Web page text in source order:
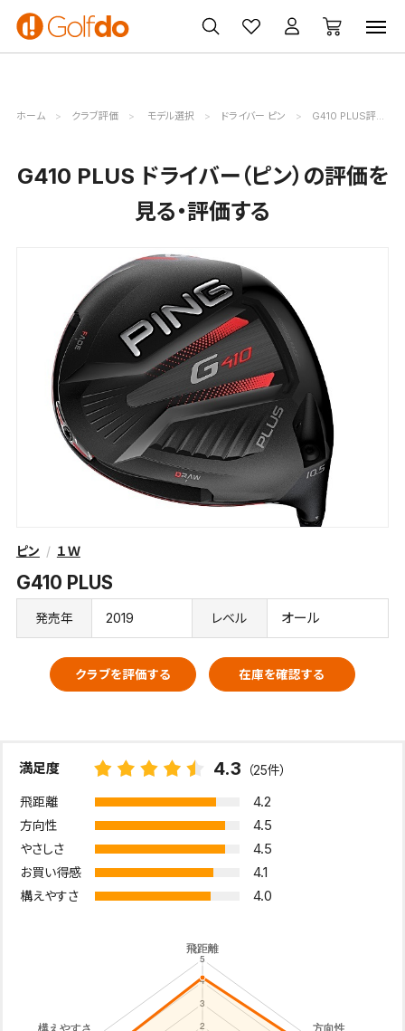
ゴルフ
クラブ
ゴルフ用品
買取
無料査定
クーポン
一覧
ホーム クラブ評価 モデル選択 ドライバー ピン G410 PLUS評価詳細
G410 PLUS ドライバー（ピン）の評価を
見る・評価する
ピン １Ｗ
G410 PLUS
発売年 2019 レベル オール
クラブを評価する 在庫を確認する
満足度 4.3 （25件）
飛距離 4.2
方向性 4.5
やさしさ 4.5
お買い得感 4.1
構えやすさ 4.0